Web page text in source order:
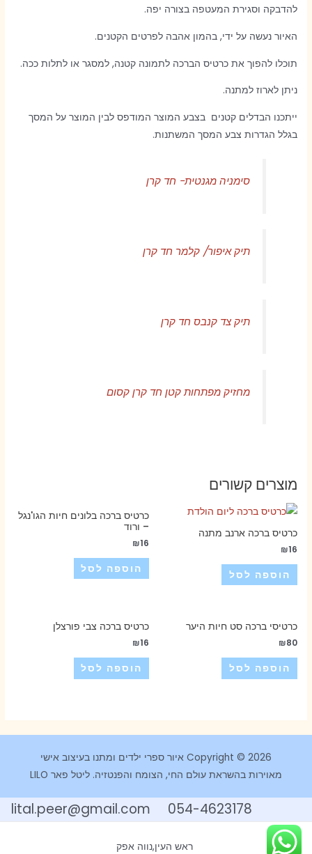
להדבקה וסגירת המעטפה בצורה יפה.
האיור נעשה על ידי, בהמון אהבה לפרטים הקטנים.
תוכלו להפוך את כרטיס הברכה לתמונה קטנה, למסגר או לתלות ככה.
ניתן לארוז למתנה.
ייתכנו הבדלים קטנים בצבע המוצר המודפס לבין המוצר על המסך
בגלל הגדרות צבע המסך המשתנות.
סימניה מגנטית- חד קרן
תיק איפור/ קלמר חד קרן
תיק צד קנבס חד קרן
מחזיק מפתחות קטן חד קרן קסום
מוצרים קשורים
כרטיס ברכה ארנב מתנה
₪16
הוספה לסל
כרטיס ברכה בלונים חיות הגו'נגל
– ורוד
₪16
הוספה לסל
כרטיסי ברכה סט חיות היער
₪80
הוספה לסל
כרטיס ברכה צבי פורצלן
₪16
הוספה לסל
Copyright © 2026 איור ספרי ילדים ומתנו בעיצוב אישי
מאוירות בהשראת עולם החי, הצומח והפנטזיה. ליטל פאר LILO
ראש העין,נווה אפק